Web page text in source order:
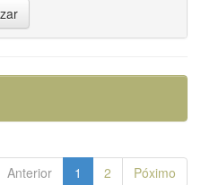
Anterior 1 2 Póximo